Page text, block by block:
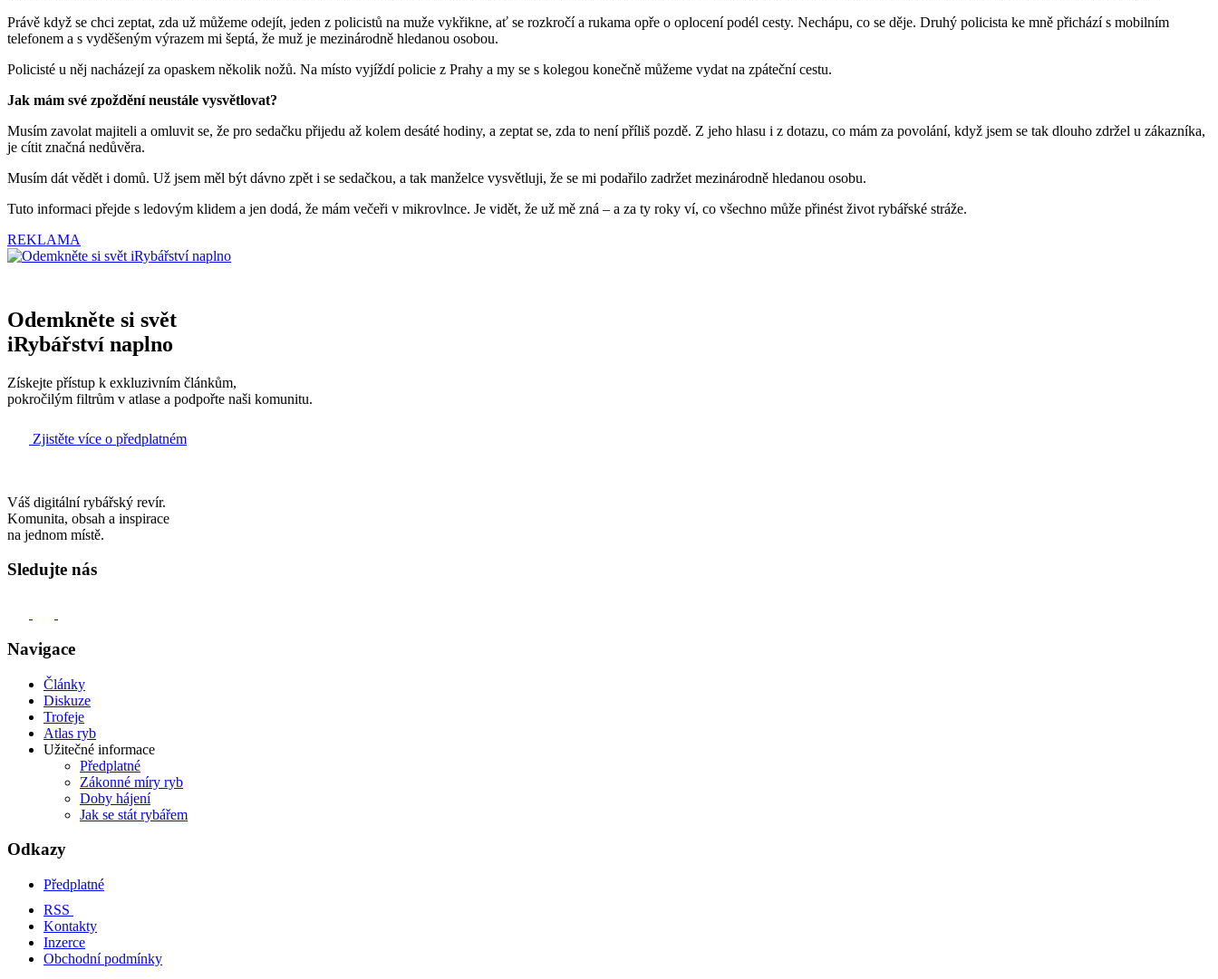
Právě když se chci zeptat, zda už můžeme odejít, jeden z policistů na muže vykřikne, ať se rozkročí a rukama opře o oplocení podél cesty. Nechápu, co se děje. Druhý policista ke mně přichází s mobilním
telefonem a s vyděšeným výrazem mi šeptá, že muž je mezinárodně hledanou osobou.
Policisté u něj nacházejí za opaskem několik nožů. Na místo vyjíždí policie z Prahy a my se s kolegou konečně můžeme vydat na zpáteční cestu.
Jak mám své zpoždění neustále vysvětlovat?
Musím zavolat majiteli a omluvit se, že pro sedačku přijedu až kolem desáté hodiny, a zeptat se, zda to není příliš pozdě. Z jeho hlasu i z dotazu, co mám za povolání, když jsem se tak dlouho zdržel u zákazníka,
je cítit značná nedůvěra.
Musím dát vědět i domů. Už jsem měl být dávno zpět i se sedačkou, a tak manželce vysvětluji, že se mi podařilo zadržet mezinárodně hledanou osobu.
Tuto informaci přejde s ledovým klidem a jen dodá, že mám večeři v mikrovlnce. Je vidět, že už mě zná – a za ty roky ví, co všechno může přinést život rybářské stráže.
REKLAMA
Odemkněte si svět
iRybářství naplno
Získejte přístup k exkluzivním článkům,
pokročilým filtrům v atlase a podpořte naši komunitu.
Zjistěte více o předplatném
Váš digitální rybářský revír.
Komunita, obsah a inspirace
na jednom místě.
Sledujte nás
Navigace
Články
Diskuze
Trofeje
Atlas ryb
Užitečné informace
Předplatné
Zákonné míry ryb
Doby hájení
Jak se stát rybářem
Odkazy
Předplatné
RSS
Kontakty
Inzerce
Obchodní podmínky